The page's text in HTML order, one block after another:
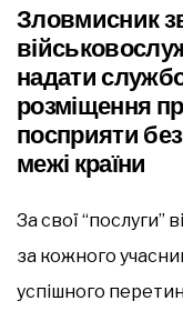
Зловмисник
надати
розміщення
посприяти
межі країни
За свої “послуги”
за кожного
успішного